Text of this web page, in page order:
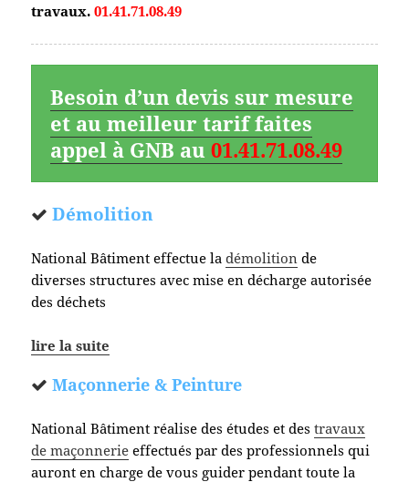
travaux.01.41.71.08.49
Besoin d’un devis sur mesure
et au meilleur tarif faites
appel à GNB au01.41.71.08.49
Démolition
National Bâtiment effectue ladémolition de
diverses structures avec mise en décharge autorisée
des déchets
lire la suite
Maçonnerie & Peinture
National Bâtiment réalise des études et destravaux
de maçonnerie effectués par des professionnels qui
auront en charge de vous guider pendant toute la